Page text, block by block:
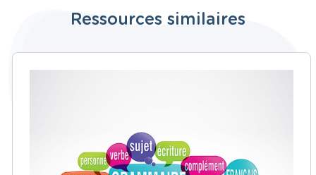
Ressources similaires